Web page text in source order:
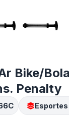
Bike/
Penalty
Esportes